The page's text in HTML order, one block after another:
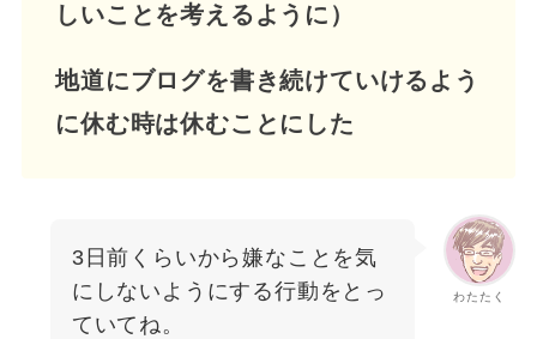
しいことを考えるように）
地道にブログを書き続けていけるよう
に休む時は休むことにした
わたたく
3日前くらいから嫌なことを気
にしないようにする行動をとっ
ていてね。